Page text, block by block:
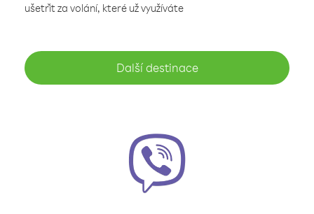
ušetřit za volání, které už využíváte
Další destinace